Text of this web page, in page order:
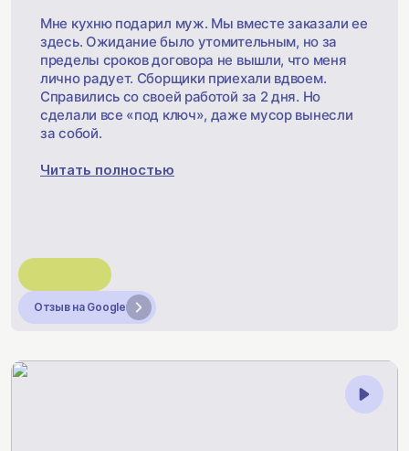
Мне кухню подарил муж. Мы вместе заказали ее
здесь. Ожидание было утомительным, но за
пределы сроков договора не вышли, что меня
лично радует. Сборщики приехали вдвоем.
Справились со своей работой за 2 дня. Но
сделали все «под ключ», даже мусор вынесли
за собой.
Читать полностью
Отзыв на Google